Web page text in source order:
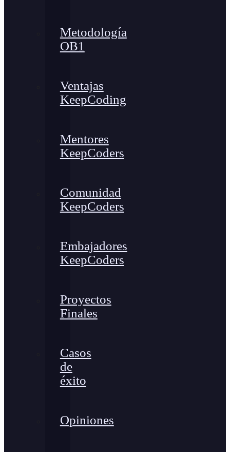
Metodología
OB1
Ventajas
KeepCoding
Mentores
KeepCoders
Comunidad
KeepCoders
Embajadores
KeepCoders
Proyectos
Finales
Casos
de
éxito
Opiniones